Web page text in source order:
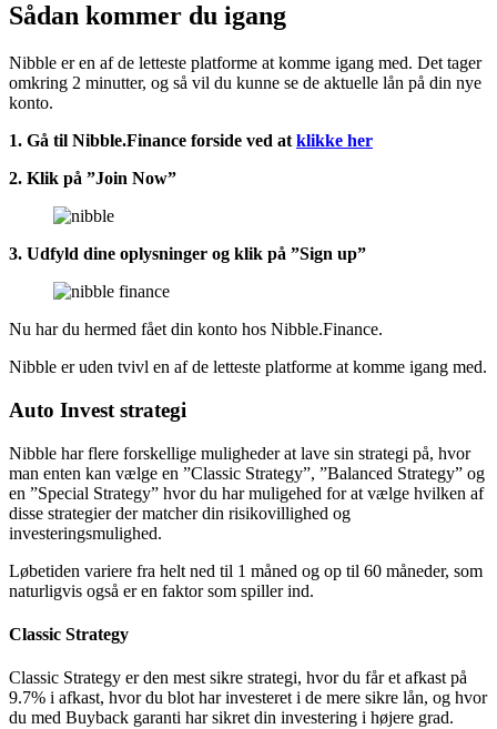
Sådan kommer du igang
Nibble er en af de letteste platforme at komme igang med. Det tager
omkring 2 minutter, og så vil du kunne se de aktuelle lån på din nye
konto.
1. Gå til Nibble.Finance forside ved at klikke her
2. Klik på ”Join Now”
3. Udfyld dine oplysninger og klik på ”Sign up”
Nu har du hermed fået din konto hos Nibble.Finance.
Nibble er uden tvivl en af de letteste platforme at komme igang med.
Auto Invest strategi
Nibble har flere forskellige muligheder at lave sin strategi på, hvor
man enten kan vælge en ”Classic Strategy”, ”Balanced Strategy” og
en ”Special Strategy” hvor du har muligehed for at vælge hvilken af
disse strategier der matcher din risikovillighed og
investeringsmulighed.
Løbetiden variere fra helt ned til 1 måned og op til 60 måneder, som
naturligvis også er en faktor som spiller ind.
Classic Strategy
Classic Strategy er den mest sikre strategi, hvor du får et afkast på
9.7% i afkast, hvor du blot har investeret i de mere sikre lån, og hvor
du med Buyback garanti har sikret din investering i højere grad.